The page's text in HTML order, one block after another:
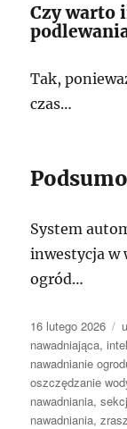
Czy warto
Tak,
czas…
System
inwestycja w
ogród…
Data
publikacji
16 lutego 2026
nawadniająca,
nawadnianie
oszczędzanie
nawadniania,
nawadniania,